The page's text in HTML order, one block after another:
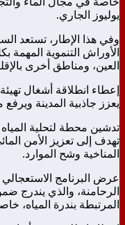
يوليوز الجاري.
وفي هذا الإطار، تستعد
الأوراش التنموية
العين، ومناطق أخرى
إعطاء انطلاقة أشغال
يعزز جاذبية المدينة ويرفع
تدشين محطة لتحلية
تهدف إلى تعزيز الأمن
المناخية وشح الموارد.
عرض البرنامج الاستعجالي
الرحامنة، والذي يندرج
المرتبطة بندرة المياه،